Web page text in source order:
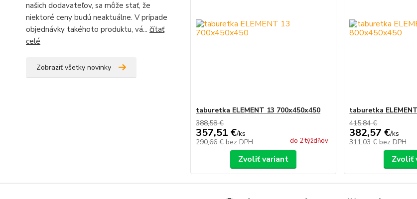
našich dodavateľov, sa môže stať, že
niektoré ceny budú neaktuálne. V prípade
objednávky takéhoto produktu, vá... čítať
celé
Zobraziť všetky novinky
taburetka ELEMENT 13 700x450x450
388,58 €
357,51 €/ks
290,66 € bez DPH do 2 týždňov
Zvoliť variant
taburetka
415,84 €
382,57 €/ks
311,03 € bez DPH
Zvoliť